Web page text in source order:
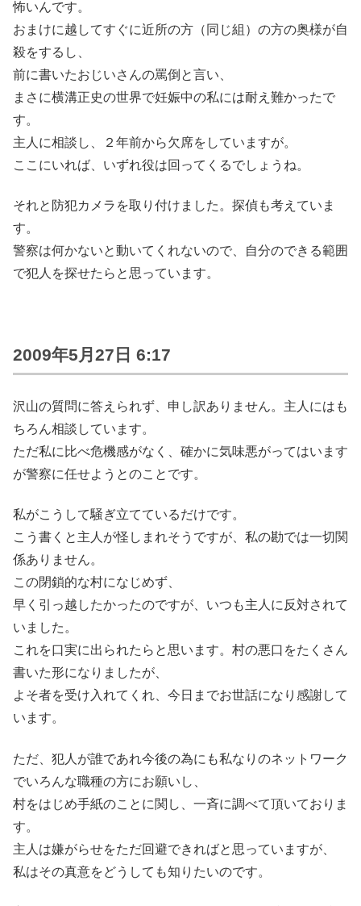
怖いんです。
おまけに越してすぐに近所の方（同じ組）の方の奥様が自
殺をするし、
前に書いたおじいさんの罵倒と言い、
まさに横溝正史の世界で妊娠中の私には耐え難かったで
す。
主人に相談し、２年前から欠席をしていますが。
ここにいれば、いずれ役は回ってくるでしょうね。
それと防犯カメラを取り付けました。探偵も考えていま
す。
警察は何かないと動いてくれないので、自分のできる範囲
で犯人を探せたらと思っています。
2009年5月27日 6:17
沢山の質問に答えられず、申し訳ありません。主人にはも
ちろん相談しています。
ただ私に比べ危機感がなく、確かに気味悪がってはいます
が警察に任せようとのことです。
私がこうして騒ぎ立てているだけです。
こう書くと主人が怪しまれそうですが、私の勘では一切関
係ありません。
この閉鎖的な村になじめず、
早く引っ越したかったのですが、いつも主人に反対されて
いました。
これを口実に出られたらと思います。村の悪口をたくさん
書いた形になりましたが、
よそ者を受け入れてくれ、今日までお世話になり感謝して
います。
ただ、犯人が誰であれ今後の為にも私なりのネットワーク
でいろんな職種の方にお願いし、
村をはじめ手紙のことに関し、一斉に調べて頂いておりま
す。
主人は嫌がらせをただ回避できればと思っていますが、
私はその真意をどうしても知りたいのです。